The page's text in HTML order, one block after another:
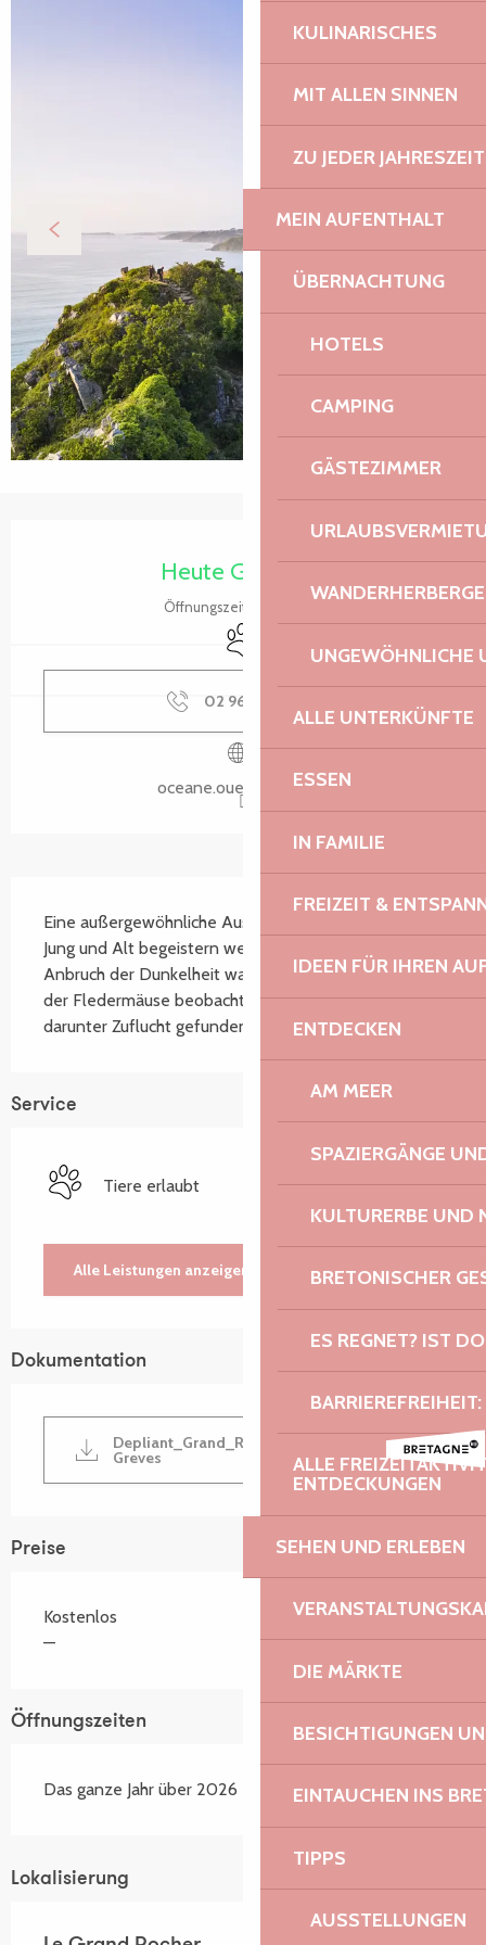
KULINARISCHES
MIT ALLEN SINNEN
ZU JEDER JAHRESZEIT
MEIN AUFENTHALT
ÜBERNACHTUNG
HOTELS
CAMPING
GÄSTEZIMMER
UNGEWÖHNLICHE
ALLE UNTERKÜNFTE
ESSEN
IN FAMILIE
FREIZEIT &
IDEEN FÜR IHREN
ENTDECKEN
AM MEER
SPAZIERGÄNGE
KULTURERBE UND
BRETONISCHER
ES REGNET? IST
ALLE
ENTDECKUNGEN
SEHEN UND ERLEBEN
DIE MÄRKTE
BESICHTIGUNGEN
EINTAUCHEN INS
TIPPS
AUSSTELLUNGEN
Öffnungszeiten & Kontaktdaten
Heute Geöffnet
Öffnungszeiten ansehen
Tiere erlaubt
02 96 05 60
oceane.ouest-france.fr
Eine außergewöhnliche Aussicht und ein Aufstieg, die
Jung und Alt begeistern werden. Wenn Sie bis zum
Anbruch der Dunkelheit warten, können Sie den Flug
der Fledermäuse beobachten, die in der Höhle direkt
darunter Zuflucht gefunden haben.
Service
Tiere erlaubt
Alle Leistungen anzeigen
Dokumentation
Depliant_Grand_Rocher_Plestin-les-
Greves
Preise
Kostenlos
—
Öffnungszeiten
Das ganze Jahr über 2026
Lokalisierung